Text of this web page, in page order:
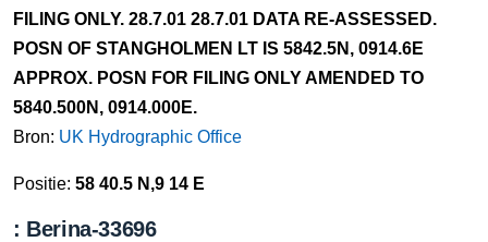
FILING ONLY. 28.7.01 28.7.01 DATA RE-ASSESSED.
POSN OF STANGHOLMEN LT IS 5842.5N, 0914.6E
APPROX. POSN FOR FILING ONLY AMENDED TO
5840.500N, 0914.000E.
Bron: UK Hydrographic Office
Positie: 58 40.5 N,9 14 E
: Berina-33696